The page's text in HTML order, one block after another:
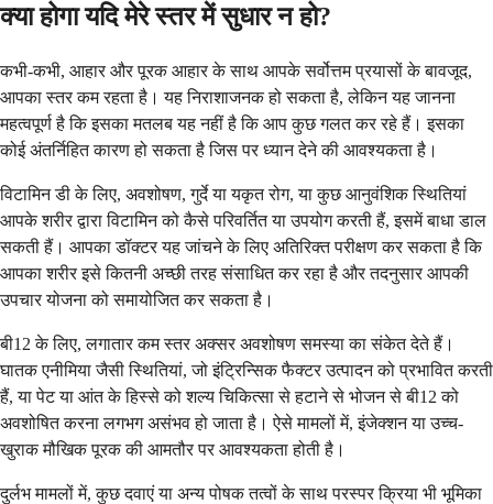
क्या होगा यदि मेरे स्तर में सुधार न हो?
कभी-कभी, आहार और पूरक आहार के साथ आपके सर्वोत्तम प्रयासों के बावजूद,
आपका स्तर कम रहता है। यह निराशाजनक हो सकता है, लेकिन यह जानना
महत्वपूर्ण है कि इसका मतलब यह नहीं है कि आप कुछ गलत कर रहे हैं। इसका
कोई अंतर्निहित कारण हो सकता है जिस पर ध्यान देने की आवश्यकता है।
विटामिन डी के लिए, अवशोषण, गुर्दे या यकृत रोग, या कुछ आनुवंशिक स्थितियां
आपके शरीर द्वारा विटामिन को कैसे परिवर्तित या उपयोग करती हैं, इसमें बाधा डाल
सकती हैं। आपका डॉक्टर यह जांचने के लिए अतिरिक्त परीक्षण कर सकता है कि
आपका शरीर इसे कितनी अच्छी तरह संसाधित कर रहा है और तदनुसार आपकी
उपचार योजना को समायोजित कर सकता है।
बी12 के लिए, लगातार कम स्तर अक्सर अवशोषण समस्या का संकेत देते हैं।
घातक एनीमिया जैसी स्थितियां, जो इंट्रिन्सिक फैक्टर उत्पादन को प्रभावित करती
हैं, या पेट या आंत के हिस्से को शल्य चिकित्सा से हटाने से भोजन से बी12 को
अवशोषित करना लगभग असंभव हो जाता है। ऐसे मामलों में, इंजेक्शन या उच्च-
खुराक मौखिक पूरक की आमतौर पर आवश्यकता होती है।
दुर्लभ मामलों में, कुछ दवाएं या अन्य पोषक तत्वों के साथ परस्पर क्रिया भी भूमिका